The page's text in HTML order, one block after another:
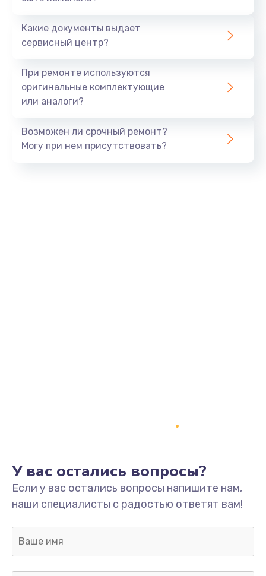
800 руб.
Замена кнопок
Замена разъема
680 руб.
800 руб.
Какие документы выдает
сервисный центр?
При ремонте используются
оригинальные комплектующие
или аналоги?
Возможен ли срочный ремонт?
Могу при нем присутствовать?
У вас остались вопросы?
Если у вас остались вопросы напишите нам,
наши специалисты с радостью ответят вам!